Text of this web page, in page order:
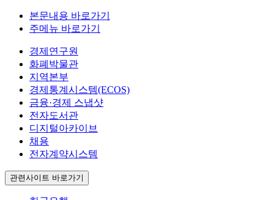
본문내용 바로가기
주메뉴 바로가기
경제연구원
화폐박물관
지역본부
경제통계시스템(ECOS)
금융·경제 스냅샷
전자도서관
디지털아카이브
채용
전자계약시스템
관련사이트 바로가기